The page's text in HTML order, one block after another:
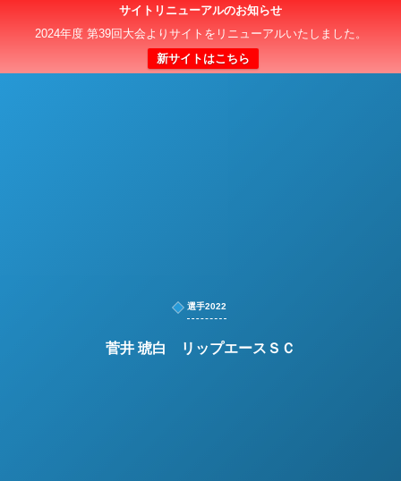
サイトリニューアルのお知らせ
2024年度 第39回大会よりサイトをリニューアルいたしました。
新サイトはこちら
日本クラブユースサッカー選手権（U-15）大会
選手2022
菅井 琥白 リップエースＳＣ